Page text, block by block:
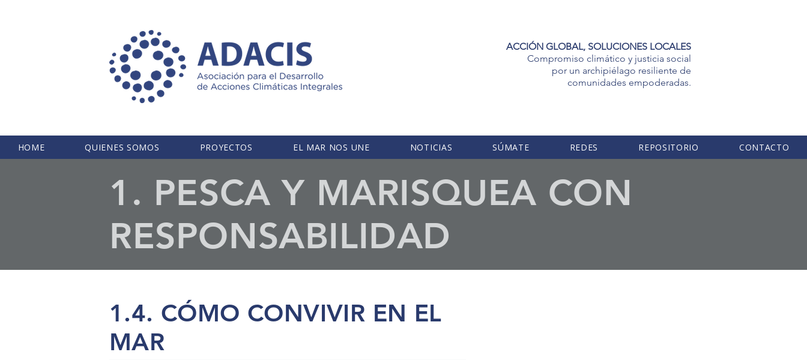
ACCIÓN GLOBAL, SOLUCIONES LOCALES
Compromiso climático y justicia social
por un archipiélago resiliente de
comunidades empoderadas.
HOME QUIENES SOMOS PROYECTOS EL MAR NOS UNE NOTICIAS SÚMATE REDES REPOSITORIO CONTACTO
1. PESCA Y MARISQUEA CON
RESPONSABILIDAD
1.4. CÓMO CONVIVIR EN EL
MAR